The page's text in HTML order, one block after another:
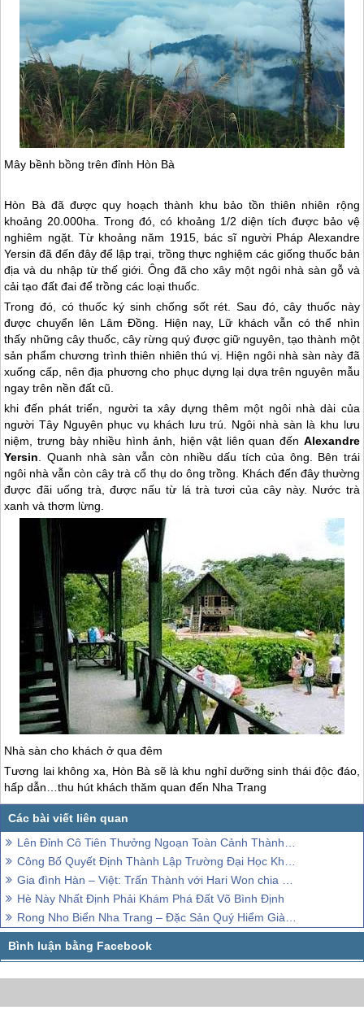
Mây bềnh bồng trên đỉnh Hòn Bà
Hòn Bà đã được quy hoạch thành khu bảo tồn thiên nhiên rộng
khoảng 20.000ha. Trong đó, có khoảng 1/2 diện tích được bảo vệ
nghiêm ngặt. Từ khoảng năm 1915, bác sĩ người Pháp Alexandre
Yersin đã đến đây để lập trại, trồng thực nghiệm các giống thuốc bản
địa và du nhập từ thế giới. Ông đã cho xây một ngôi nhà sàn gỗ và
cải tạo đất đai để trồng các loại thuốc.
Trong đó, có thuốc ký sinh chống sốt rét. Sau đó, cây thuốc này
được chuyển lên Lâm Đồng. Hiện nay, Lữ khách vẫn có thể nhìn
thấy những cây thuốc, cây rừng quý được giữ nguyên, tạo thành một
sản phẩm chương trình thiên nhiên thú vị. Hiện ngôi nhà sàn này đã
xuống cấp, nên địa phương cho phục dựng lại dựa trên nguyên mẫu
ngay trên nền đất cũ.
khi đến phát triển, người ta xây dựng thêm một ngôi nhà dài của
người Tây Nguyên phục vụ khách lưu trú. Ngôi nhà sàn là khu lưu
niệm, trưng bày nhiều hình ảnh, hiện vật liên quan đến Alexandre
Yersin . Quanh nhà sàn vẫn còn nhiều dấu tích của ông. Bên trái
ngôi nhà vẫn còn cây trà cổ thụ do ông trồng. Khách đến đây thường
được đãi uống trà, được nấu từ lá trà tươi của cây này. Nước trà
xanh và thơm lừng.
Nhà sàn cho khách ở qua đêm
Tương lai không xa, Hòn Bà sẽ là khu nghỉ dưỡng sinh thái độc đáo,
hấp dẫn…thu hút khách thăm quan đến Nha Trang
Lên Đỉnh Cô Tiên Thưởng Ngoạn Toàn Cảnh Thành Phố Biển Nha Trang
Công Bố Quyết Định Thành Lập Trường Đại Học Khánh Hòa
Gia đình Hàn – Việt: Trấn Thành với Hari Won chia phe cổ vũ bán kết ASIAD 2018
Hè Này Nhất Định Phải Khám Phá Đất Võ Bình Định
Rong Nho Biển Nha Trang – Đặc Sản Quý Hiểm Giàu Chất Dinh Dưỡng